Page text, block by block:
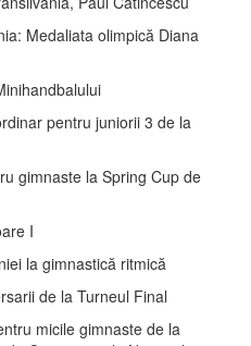
Medaliata olimpică Diana
pentru juniorii 3 de la
gimnaste la Spring Cup de
I
la gimnastică ritmică
de la Turneul Final
micile gimnaste de la